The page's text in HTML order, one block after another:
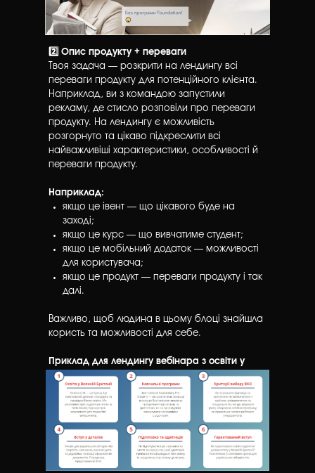
2️⃣ Опис продукту + переваги
Твоя задача — розкрити на лендингу всі
переваги продукту для потенційного клієнта.
Наприклад, ви з командою запустили
рекламу, де стисло розповіли про переваги
продукту. На лендингу є можливість
розгорнуто та цікаво підкреслити всі
найважливіші характеристики, особливості й
переваги продукту.
Наприклад:
якщо це івент — що цікавого буде на
заході;
якщо це курс — що вивчатиме студент;
якщо це мобільний додаток — можливості
для користувача;
якщо це продукт — переваги продукту і так
далі.
Важливо, щоб людина в цьому блоці знайшла
користь та можливості для себе.
Приклад для лендингу вебінара з освіти у
Великій Британії